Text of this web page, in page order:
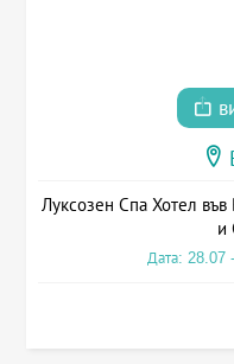
Луксозен Спа Хотел
и
Дата: 28.07